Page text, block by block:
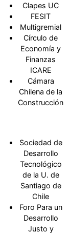
Clapes UC
FESIT
Multigremial
Círculo de
Economía y
Finanzas
ICARE
Cámara
Chilena de la
Construcción
Sociedad de
Desarrollo
Tecnológico
de la U. de
Santiago de
Chile
Foro Para un
Desarrollo
Justo y